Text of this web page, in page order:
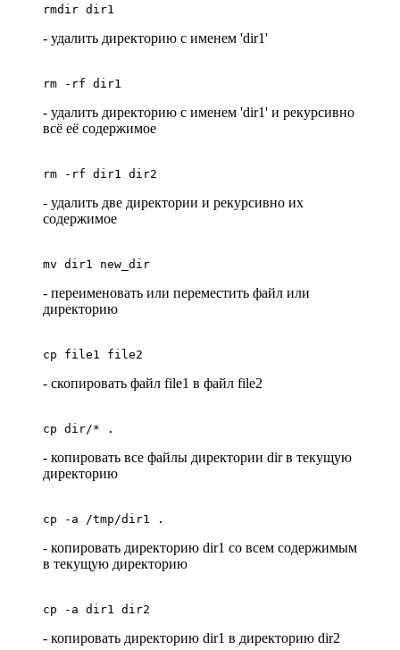
rmdir dir1
- удалить директорию с именем 'dir1'
rm -rf dir1
- удалить директорию с именем 'dir1' и рекурсивно
всё её содержимое
rm -rf dir1 dir2
- удалить две директории и рекурсивно их
содержимое
mv dir1 new_dir
- переименовать или переместить файл или
директорию
cp file1 file2
- скопировать файл file1 в файл file2
cp dir/* .
- копировать все файлы директории dir в текущую
директорию
cp -a /tmp/dir1 .
- копировать директорию dir1 со всем содержимым
в текущую директорию
cp -a dir1 dir2
- копировать директорию dir1 в директорию dir2